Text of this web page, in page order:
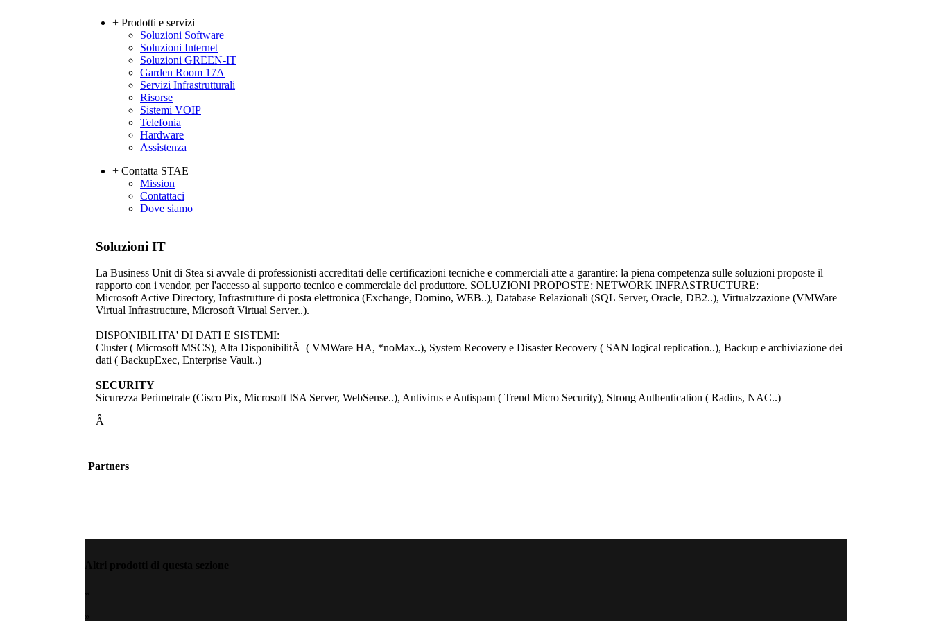
+ Prodotti e servizi
Soluzioni Software
Soluzioni Internet
Soluzioni GREEN-IT
Garden Room 17A
Servizi Infrastrutturali
Risorse
Sistemi VOIP
Telefonia
Hardware
Assistenza
+ Contatta STAE
Mission
Contattaci
Dove siamo
Soluzioni IT
La Business Unit di Stea si avvale di professionisti accreditati delle certificazioni tecniche e commerciali atte a garantire: la piena competenza sulle soluzioni proposte il
rapporto con i vendor, per l'accesso al supporto tecnico e commerciale del produttore. SOLUZIONI PROPOSTE: NETWORK INFRASTRUCTURE:
Microsoft Active Directory, Infrastrutture di posta elettronica (Exchange, Domino, WEB..), Database Relazionali (SQL Server, Oracle, DB2..), Virtualzzazione (VMWare
Virtual Infrastructure, Microsoft Virtual Server..).
DISPONIBILITA' DI DATI E SISTEMI:
Cluster ( Microsoft MSCS), Alta DisponibilitÃ ( VMWare HA, *noMax..), System Recovery e Disaster Recovery ( SAN logical replication..), Backup e archiviazione dei
dati ( BackupExec, Enterprise Vault..)
SECURITY
Sicurezza Perimetrale (Cisco Pix, Microsoft ISA Server, WebSense..), Antivirus e Antispam ( Trend Micro Security), Strong Authentication ( Radius, NAC..)
Â
Partners